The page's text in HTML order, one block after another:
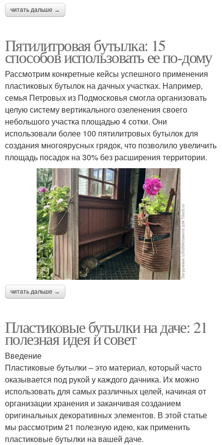
читать дальше →
Пятилитровая бутылка: 15
способов использовать ее по-дому
Рассмотрим конкретные кейсы успешного применения
пластиковых бутылок на дачных участках. Например,
семья Петровых из Подмосковья смогла организовать
целую систему вертикального озеленения своего
небольшого участка площадью 4 сотки. Они
использовали более 100 пятилитровых бутылок для
создания многоярусных грядок, что позволило увеличить
площадь посадок на 30% без расширения территории.
читать дальше →
Пластиковые бутылки на даче: 21
полезная идея и совет
Введение
Пластиковые бутылки – это материал, который часто
оказывается под рукой у каждого дачника. Их можно
использовать для самых различных целей, начиная от
организации хранения и заканчивая созданием
оригинальных декоративных элементов. В этой статье
мы рассмотрим 21 полезную идею, как применить
пластиковые бутылки на вашей даче.